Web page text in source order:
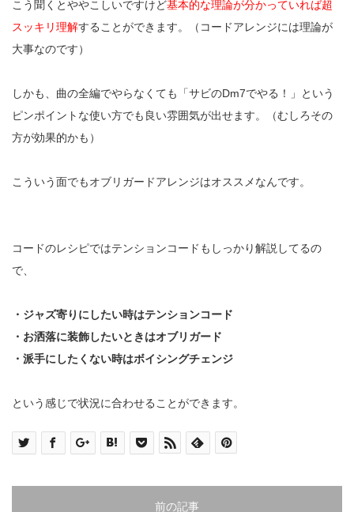
こう聞くとややこしいですけど基本的な理論が分かっていれば超
スッキリ理解することができます。（コードアレンジには理論が
大事なのです）
しかも、曲の全編でやらなくても「サビのDm7でやる！」という
ピンポイントな使い方でも良い雰囲気が出せます。（むしろその
方が効果的かも）
こういう面でもオブリガードアレンジはオススメなんです。
コードのレシピではテンションコードもしっかり解説してるの
で、
・ジャズ寄りにしたい時はテンションコード
・お洒落に装飾したいときはオブリガード
・派手にしたくない時はボイシングチェンジ
という感じで状況に合わせることができます。
前の記事